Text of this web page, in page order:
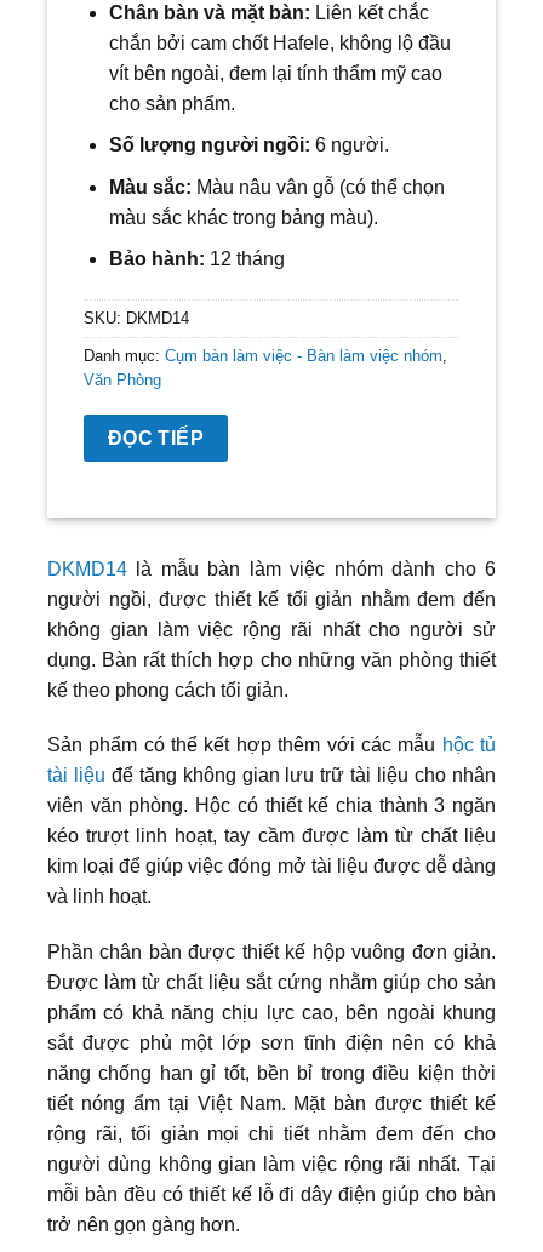
Chân bàn và mặt bàn: Liên kết chắc
chắn bởi cam chốt Hafele, không lộ đầu
vít bên ngoài, đem lại tính thẩm mỹ cao
cho sản phẩm.
Số lượng người ngồi: 6người.
Màu sắc: Màu nâu vân gỗ (có thể chọn
màu sắc khác trong bảng màu).
Bảo hành: 12 tháng
SKU: DKMD14
Danh mục: Cụm bàn làm việc - Bàn làm việc nhóm,
Văn Phòng
ĐỌC TIẾP
DKMD14 là mẫu bàn làm việc nhóm dành cho 6
người ngồi, được thiết kế tối giản nhằm đem đến
không gian làm việc rộng rãi nhất cho người sử
dụng. Bàn rất thích hợp cho những văn phòng thiết
kế theo phong cách tối giản.
Sản phẩm có thể kết hợp thêm với các mẫu hộc tủ
tài liệu để tăng không gian lưu trữ tài liệu cho nhân
viên văn phòng. Hộc có thiết kế chia thành 3 ngăn
kéo trượt linh hoạt, tay cầm được làm từ chất liệu
kim loại để giúp việc đóng mở tài liệu được dễ dàng
và linh hoạt.
Phần chân bàn được thiết kế hộp vuông đơn giản.
Được làm từ chất liệu sắt cứng nhằm giúp cho sản
phẩm có khả năng chịu lực cao, bên ngoài khung
sắt được phủ một lớp sơn tĩnh điện nên có khả
năng chống han gỉ tốt, bền bỉ trong điều kiện thời
tiết nóng ẩm tại Việt Nam. Mặt bàn được thiết kế
rộng rãi, tối giản mọi chi tiết nhằm đem đến cho
người dùng không gian làm việc rộng rãi nhất. Tại
mỗi bàn đều có thiết kế lỗ đi dây điện giúp cho bàn
trở nên gọn gàng hơn.